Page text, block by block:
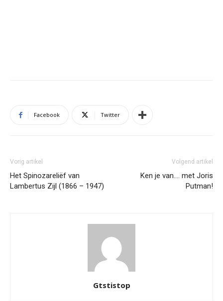
Facebook Twitter
Vorig artikel
Het Spinozareliëf van
Lambertus Zijl (1866 – 1947)
Volgend artikel
Ken je van…. met Joris
Putman!
Gtstistop